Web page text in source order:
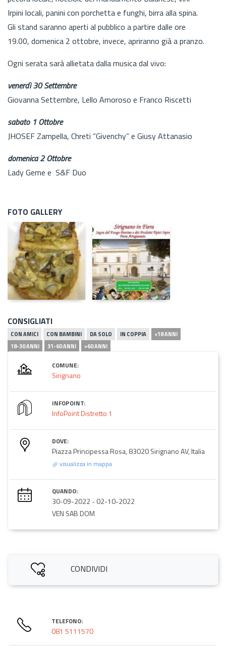
Irpini locali, panini con porchetta e funghi, birra alla spina.
Gli stand saranno aperti al pubblico a partire dalle ore
19.00, domenica 2 ottobre, invece, apriranno già a pranzo.
Ogni serata sarà allietata dalla musica dal vivo:
venerdì 30 Settembre
Giovanna Settembre, Lello Amoroso e Franco Riscetti
sabato 1 Ottobre
JHOSEF Zampella, Chreti “Givenchy” e Giusy Attanasio
domenica 2 Ottobre
Lady Geme e S&F Duo
FOTO GALLERY
CONSIGLIATI
CON AMICI CON BAMBINI DA SOLO IN COPPIA
<18 ANNI
18-30 ANNI
31-60 ANNI >60 ANNI
COMUNE:
Sirignano
INFOPOINT:
InfoPoint Distretto 1
DOVE:
Piazza Principessa Rosa, 83020 Sirignano AV, Italia
visualizza in mappa
QUANDO:
30-09-2022-02-10-2022
VEN SAB DOM
CONDIVIDI
TELEFONO:
081 5111570